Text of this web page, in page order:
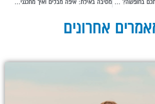
אחרונים